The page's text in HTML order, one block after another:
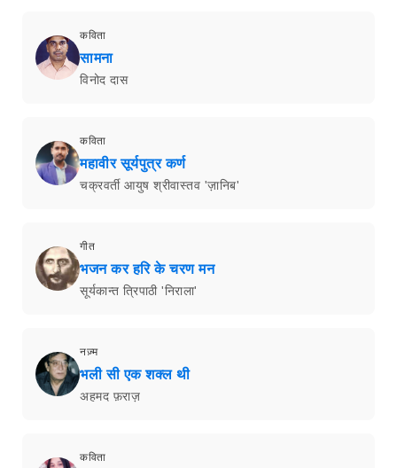
कविता
सामना
विनोद दास
कविता
महावीर सूर्यपुत्र कर्ण
चक्रवर्ती आयुष श्रीवास्तव 'ज़ानिब'
गीत
भजन कर हरि के चरण मन
सूर्यकान्त त्रिपाठी 'निराला'
नज़्म
भली सी एक शक्ल थी
अहमद फ़राज़
कविता